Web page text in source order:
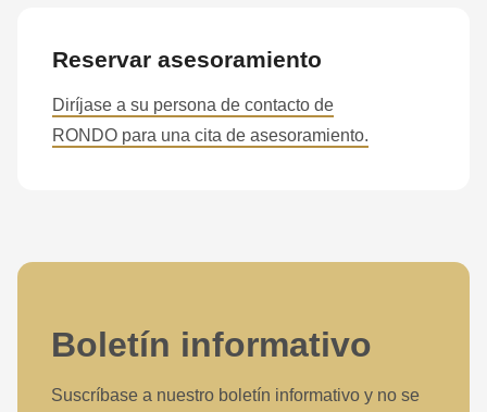
string
is
>Drupal\rondo_contact\
(line
Reservar asesoramiento
Diríjase a su persona de contacto de
RONDO para una cita de asesoramiento.
Boletín informativo
Suscríbase a nuestro boletín informativo y no se